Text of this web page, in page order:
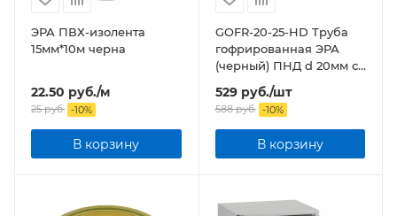
ЭРА ПВХ-изолента
15мм*10м черна
22.50 руб./м
25руб. -10%
В корзину
GOFR-20-25-HD Труба
гофрированная ЭРА
(черный) ПНД d 20мм с
зонд. легкая 25м бухта
529руб./шт
588руб. -10%
В корзину